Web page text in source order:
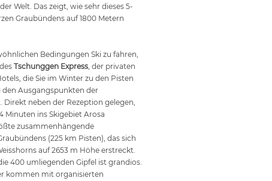
Welt. Das zeigt, wie sehr dieses 5-
Graubündens auf 1800 Metern
Bedingungen Ski zu fahren,
Tschunggen Express, der privaten
die Sie im Winter zu den Pisten
Ausgangspunkten der
Direkt neben der Rezeption gelegen,
Minuten ins Skigebiet Arosa
zusammenhängende
(225 km Pisten), das sich
auf 2653 m Höhe erstreckt.
400 umliegenden Gipfel ist grandios.
kommen mit organisierten